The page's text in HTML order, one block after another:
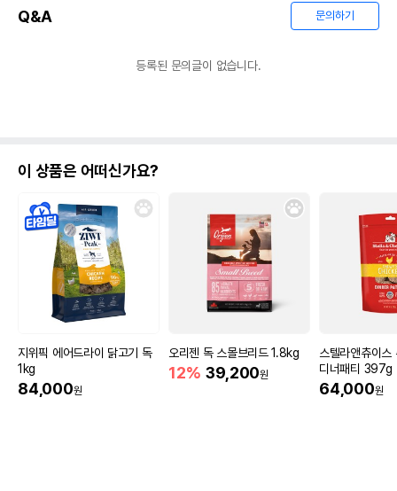
Q&A 문의하기
등록된 문의글이 없습니다.
이 상품은 어떠신가요?
지위픽 에어드라이 닭고기 독
1kg
84,000원
오리젠 독 스몰브리드 1.8kg
12% 39,200원
스텔라앤츄이스
디너패티 397g
64,000원